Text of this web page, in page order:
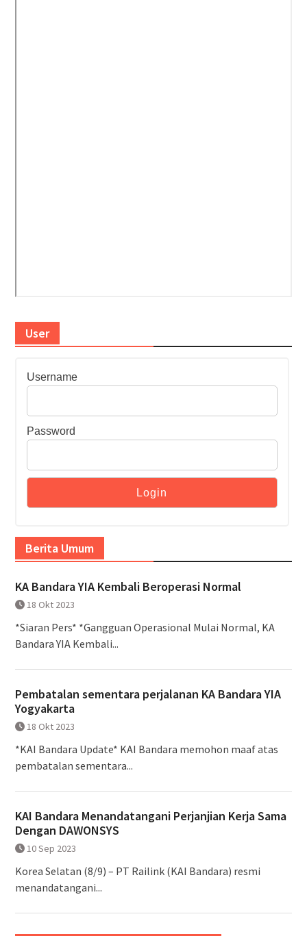
User
Username
Password
Berita Umum
KA Bandara YIA Kembali Beroperasi Normal
18 Okt 2023
*Siaran Pers* *Gangguan Operasional Mulai Normal, KA
Bandara YIA Kembali...
Pembatalan sementara perjalanan KA Bandara YIA
Yogyakarta
18 Okt 2023
*KAI Bandara Update* KAI Bandara memohon maaf atas
pembatalan sementara...
KAI Bandara Menandatangani Perjanjian Kerja Sama
Dengan DAWONSYS
10 Sep 2023
Korea Selatan (8/9) – PT Railink (KAI Bandara) resmi
menandatangani...